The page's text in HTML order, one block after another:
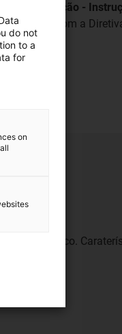
Documentação -
de acordo com a
telescópico.
do not
to a
for
on